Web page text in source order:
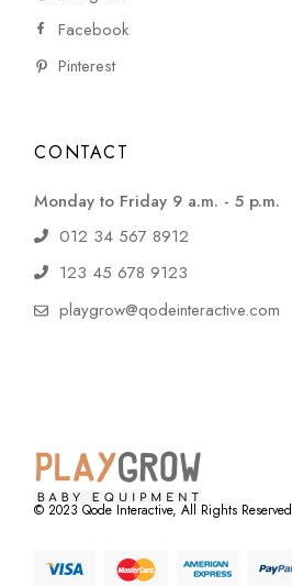
Facebook
Pinterest
CONTACT
Monday to Friday 9 a.m. - 5 p.m.
012 34 567 8912
123 45 678 9123
playgrow@qodeinteractive.com
© 2023Qode Interactive, All Rights Reserved